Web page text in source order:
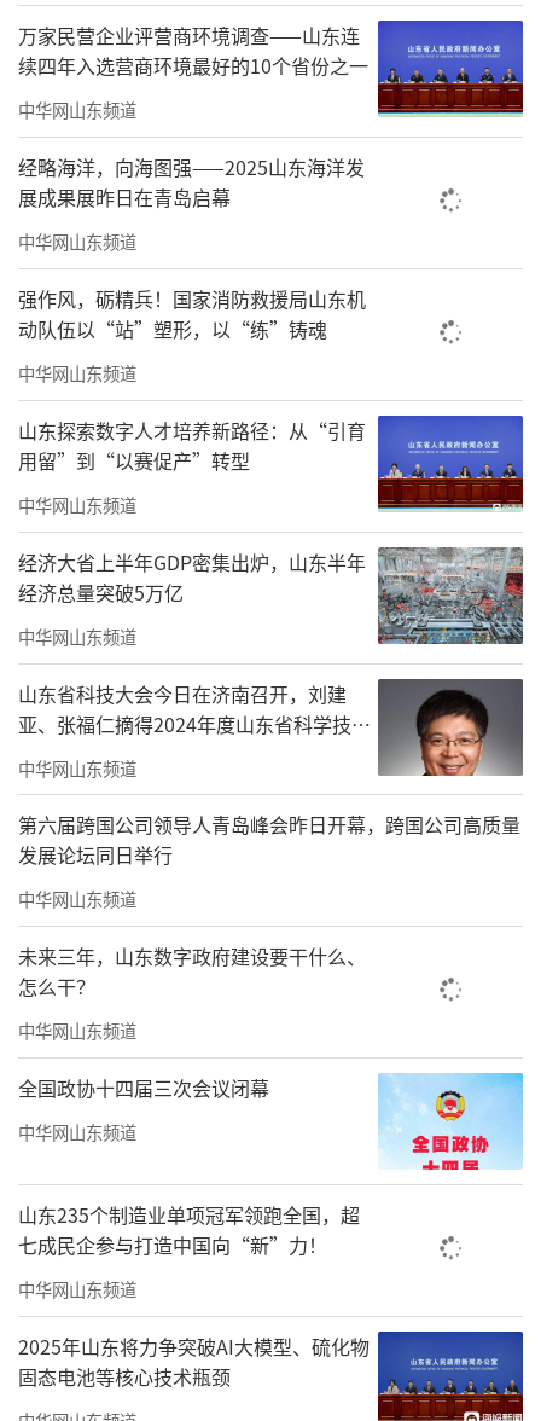
树立正确的法治观念，鼓励其自觉接受改造、
主动学习法律，为未来回归社会、融入家庭奠
定坚实基础。
本次活动是德州市司法局与德州监狱共
建“法治联合体”协议签署后的生动实践，既
精准破解了服刑人员面临的具体法律困境，也
让服刑人员感受到了法律温度与社会关怀，为
维护监管场所安全稳定、推进法治监狱建设提
供了有力支撑。下一步，双方将持续深化合
作，常态化开展形式多样的“送法进监”活
动，不断完善监狱内法律咨询、申请转交、案
件办理等衔接机制，以更优质的法治服务拓宽
法律援助服务渠道、提升服务质效，以法治力
量护航特殊群体走向新生，共同为建设更高水
平的平安德州、法治德州注入坚实力量。
（来源：法治德州）
责任编辑：寿鹏瑶
万家民营企业评营商环境调查——山东连
续四年入选营商环境最好的10个省份之一
中华网山东频道
经略海洋，向海图强——2025山东海洋发
展成果展昨日在青岛启幕
中华网山东频道
强作风，砺精兵！国家消防救援局山东机
动队伍以“站”塑形，以“练”铸魂
中华网山东频道
山东探索数字人才培养新路径：从“引育
用留”到“以赛促产”转型
中华网山东频道
经济大省上半年GDP密集出炉，山东半年
经济总量突破5万亿
中华网山东频道
山东省科技大会今日在济南召开，刘建
亚、张福仁摘得2024年度山东省科学技术
奖最高奖！
中华网山东频道
第六届跨国公司领导人青岛峰会昨日开幕，跨国公司高质量
发展论坛同日举行
中华网山东频道
未来三年，山东数字政府建设要干什么、
怎么干？
中华网山东频道
全国政协十四届三次会议闭幕
中华网山东频道
山东235个制造业单项冠军领跑全国，超
七成民企参与打造中国向“新”力！
中华网山东频道
2025年山东将力争突破AI大模型、硫化物
固态电池等核心技术瓶颈